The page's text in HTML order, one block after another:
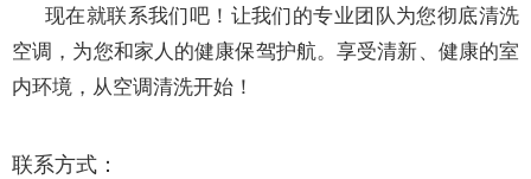
现在就联系我们吧！让我们的专业团队为您彻底清洗
空调，为您和家人的健康保驾护航。享受清新、健康的室
内环境，从空调清洗开始！
联系方式：